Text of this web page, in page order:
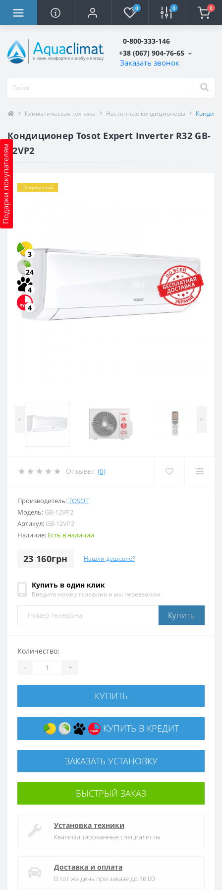
0 0 0
0-800-333-146
+38 (067) 904-76-65
Заказать звонок
Подарки покупателям
Климатическая техника Настенные кондиционеры
Кондиционер Tosot Expert Inverter R32 GB-
12VP2
Популярный
3
24
4
4
< >
Отзывы: (0)
Производитель:TOSOT
Модель: GB-12VP2
Артикул: GB-12VP2
Наличие: Есть в наличии
23 160грн Нашли дешевле?
Купить в один клик
Введите номер телефона и мы перезвоним
Купить
Количество:
- +
КУПИТЬ
КУПИТЬ В КРЕДИТ
ЗАКАЗАТЬ УСТАНОВКУ
БЫСТРЫЙ ЗАКАЗ
Установка техники
Квалифицированные специалисты
Доставка и оплата
В тот же день при заказе до 16:00